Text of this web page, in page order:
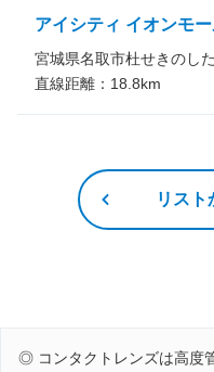
アイシティ イオンモ
宮城県名取市杜せきのし
直線距離： 18.8km
リスト
◎ コンタクトレンズは高度